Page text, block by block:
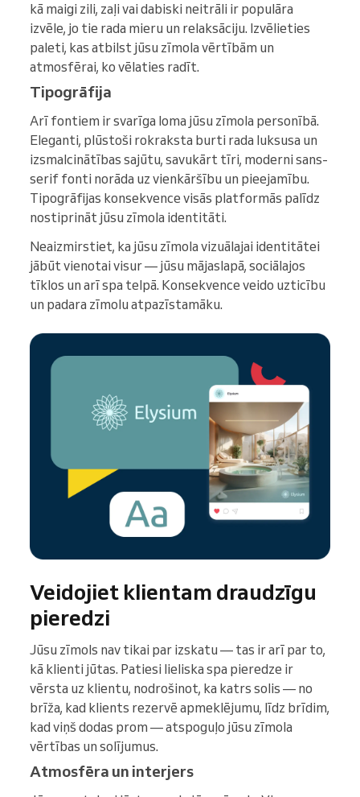
kā maigi zili, zaļi vai dabiski neitrāli ir populāra
izvēle, jo tie rada mieru un relaksāciju. Izvēlieties
paleti, kas atbilst jūsu zīmola vērtībām un
atmosfērai, ko vēlaties radīt.
Tipogrāfija
Arī fontiem ir svarīga loma jūsu zīmola personībā.
Eleganti, plūstoši rokraksta burti rada luksusa un
izsmalcinātības sajūtu, savukārt tīri, moderni sans-
serif fonti norāda uz vienkāršību un pieejamību.
Tipogrāfijas konsekvence visās platformās palīdz
nostiprināt jūsu zīmola identitāti.
Neaizmirstiet, ka jūsu zīmola vizuālajai identitātei
jābūt vienotai visur — jūsu mājaslapā, sociālajos
tīklos un arī spa telpā. Konsekvence veido uzticību
un padara zīmolu atpazīstamāku.
Veidojiet klientam draudzīgu
pieredzi
Jūsu zīmols nav tikai par izskatu — tas ir arī par to,
kā klienti jūtas. Patiesi lieliska spa pieredze ir
vērsta uz klientu, nodrošinot, ka katrs solis — no
brīža, kad klients rezervē apmeklējumu, līdz brīdim,
kad viņš dodas prom — atspoguļo jūsu zīmola
vērtības un solījumus.
Atmosfēra un interjers